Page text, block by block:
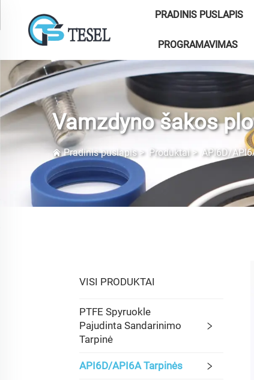
PRADINIS PUSLAPIS
PROGRAMAVIMAS
Vamzdyno šakos
Pradinis puslapis> Produktai> API6D/
VISI PRODUKTAI
PTFE Spyruokle
Pajudinta Sandarinimo
Tarpinė
API6D/API6A Tarpinės